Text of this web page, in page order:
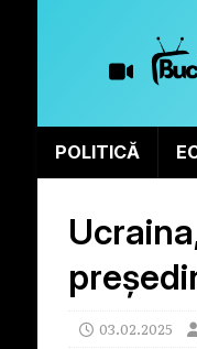
POLITICĂ
03.02.2025